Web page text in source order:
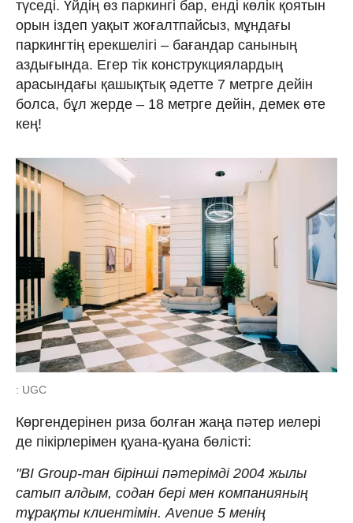
түседі. Үйдің өз паркингі бар, енді көлік қоятын
орын іздеп уақыт жоғалтпайсыз, мұндағы
паркингтің ерекшелігі – бағандар санының
аздығында. Егер тік конструкциялардың
арасындағы қашықтық әдетте 7 метрге дейін
болса, бұл жерде – 18 метрге дейін, демек өте
кең!
: UGC
Көргендерінен риза болған жаңа пәтер иелері
де пікірлерімен қуана-қуана бөлісті:
"BI Group-тан бірінші пәтерімді 2004 жылы
сатып алдым, содан бері мен компанияның
тұрақты клиентімін. Avenue 5 менің